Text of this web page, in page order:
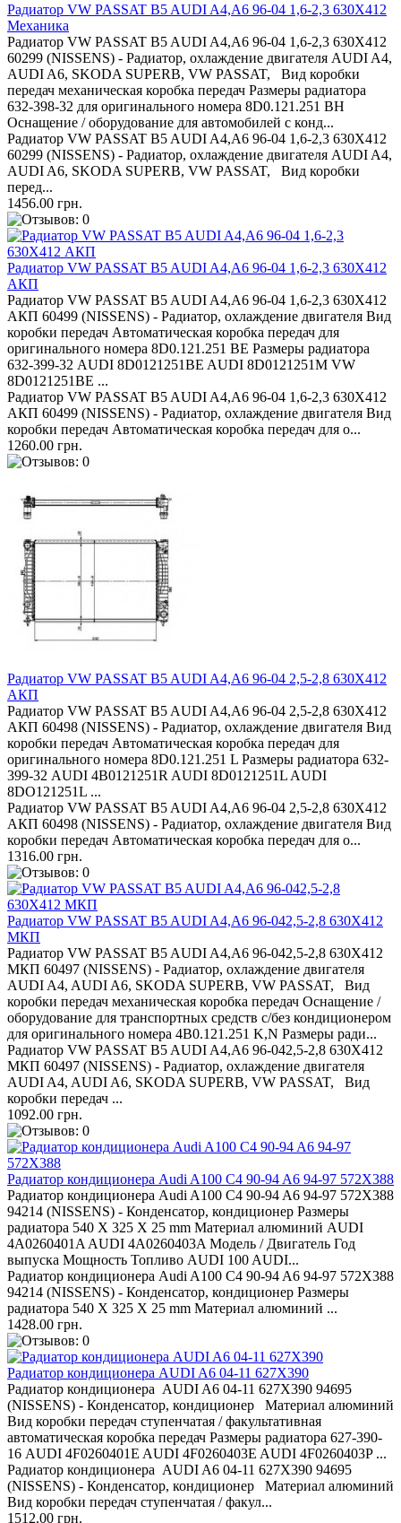
Радиатор VW PASSAT B5 AUDI A4,A6 96-04 1,6-2,3 630X412
Механика
Радиатор VW PASSAT B5 AUDI A4,A6 96-04 1,6-2,3 630X412
60299 (NISSENS) - Радиатор, охлаждение двигателя AUDI A4,
AUDI A6, SKODA SUPERB, VW PASSAT, Вид коробки
передач механическая коробка передач Размеры радиатора
632-398-32 для оригинального номера 8D0.121.251 BH
Оснащение / оборудование для автомобилей с конд...
Радиатор VW PASSAT B5 AUDI A4,A6 96-04 1,6-2,3 630X412
60299 (NISSENS) - Радиатор, охлаждение двигателя AUDI A4,
AUDI A6, SKODA SUPERB, VW PASSAT, Вид коробки
перед...
1456.00 грн.
Радиатор VW PASSAT B5 AUDI A4,A6 96-04 1,6-2,3 630Х412
АКП
Радиатор VW PASSAT B5 AUDI A4,A6 96-04 1,6-2,3 630Х412
АКП 60499 (NISSENS) - Радиатор, охлаждение двигателя Вид
коробки передач Автоматическая коробка передач для
оригинального номера 8D0.121.251 BE Размеры радиатора
632-399-32 AUDI 8D0121251BE AUDI 8D0121251M VW
8D0121251BE ...
Радиатор VW PASSAT B5 AUDI A4,A6 96-04 1,6-2,3 630Х412
АКП 60499 (NISSENS) - Радиатор, охлаждение двигателя Вид
коробки передач Автоматическая коробка передач для о...
1260.00 грн.
Радиатор VW PASSAT B5 AUDI A4,A6 96-04 2,5-2,8 630Х412
АКП
Радиатор VW PASSAT B5 AUDI A4,A6 96-04 2,5-2,8 630Х412
АКП 60498 (NISSENS) - Радиатор, охлаждение двигателя Вид
коробки передач Автоматическая коробка передач для
оригинального номера 8D0.121.251 L Размеры радиатора 632-
399-32 AUDI 4B0121251R AUDI 8D0121251L AUDI
8DO121251L ...
Радиатор VW PASSAT B5 AUDI A4,A6 96-04 2,5-2,8 630Х412
АКП 60498 (NISSENS) - Радиатор, охлаждение двигателя Вид
коробки передач Автоматическая коробка передач для о...
1316.00 грн.
Радиатор VW PASSAT B5 AUDI A4,A6 96-042,5-2,8 630Х412
МКП
Радиатор VW PASSAT B5 AUDI A4,A6 96-042,5-2,8 630Х412
МКП 60497 (NISSENS) - Радиатор, охлаждение двигателя
AUDI A4, AUDI A6, SKODA SUPERB, VW PASSAT, Вид
коробки передач механическая коробка передач Оснащение /
оборудование для транспортных средств с/без кондиционером
для оригинального номера 4B0.121.251 K,N Размеры ради...
Радиатор VW PASSAT B5 AUDI A4,A6 96-042,5-2,8 630Х412
МКП 60497 (NISSENS) - Радиатор, охлаждение двигателя
AUDI A4, AUDI A6, SKODA SUPERB, VW PASSAT, Вид
коробки передач ...
1092.00 грн.
Радиатор кондиционера Audi A100 C4 90-94 A6 94-97 572Х388
Радиатор кондиционера Audi A100 C4 90-94 A6 94-97 572Х388
94214 (NISSENS) - Конденсатор, кондиционер Размеры
радиатора 540 X 325 X 25 mm Материал алюминий AUDI
4A0260401A AUDI 4A0260403A Модель / Двигатель Год
выпуска Мощность Топливо AUDI 100 AUDI...
Радиатор кондиционера Audi A100 C4 90-94 A6 94-97 572Х388
94214 (NISSENS) - Конденсатор, кондиционер Размеры
радиатора 540 X 325 X 25 mm Материал алюминий ...
1428.00 грн.
Радиатор кондиционера AUDI A6 04-11 627X390
Радиатор кондиционера AUDI A6 04-11 627X390 94695
(NISSENS) - Конденсатор, кондиционер Материал алюминий
Вид коробки передач ступенчатая / факультативная
автоматическая коробка передач Размеры радиатора 627-390-
16 AUDI 4F0260401E AUDI 4F0260403E AUDI 4F0260403P ...
Радиатор кондиционера AUDI A6 04-11 627X390 94695
(NISSENS) - Конденсатор, кондиционер Материал алюминий
Вид коробки передач ступенчатая / факул...
1512.00 грн.